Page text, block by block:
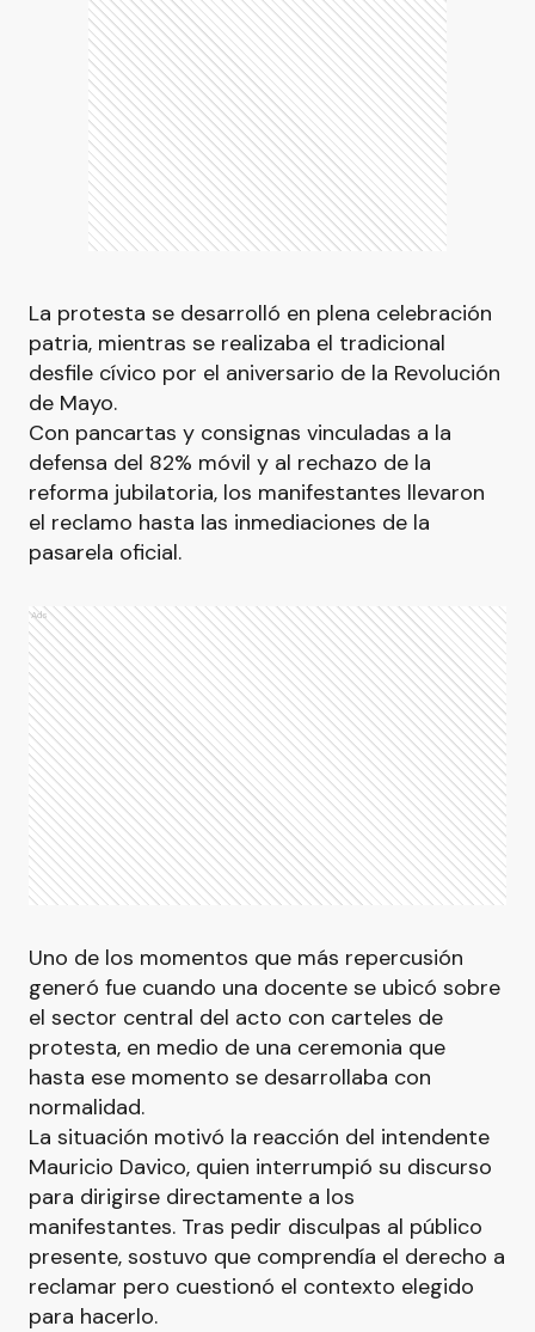
La protesta se desarrolló en plena celebración
patria, mientras se realizaba el tradicional
desfile cívico por el aniversario de la Revolución
de Mayo.
Con pancartas y consignas vinculadas a la
defensa del 82% móvil y al rechazo de la
reforma jubilatoria, los manifestantes llevaron
el reclamo hasta las inmediaciones de la
pasarela oficial.
Ads
Uno de los momentos que más repercusión
generó fue cuando una docente se ubicó sobre
el sector central del acto con carteles de
protesta, en medio de una ceremonia que
hasta ese momento se desarrollaba con
normalidad.
La situación motivó la reacción del intendente
Mauricio Davico, quien interrumpió su discurso
para dirigirse directamente a los
manifestantes. Tras pedir disculpas al público
presente, sostuvo que comprendía el derecho a
reclamar pero cuestionó el contexto elegido
para hacerlo.